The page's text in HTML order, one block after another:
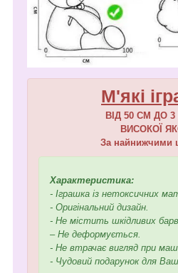
М'які
ВІД 50 СМ ДО
ВИСОКОЇ
За найнижчими
Характеристика:
- Іграшка із нетоксичних
- Оригінальний дизайн.
- Не містить шкідливих
– Не деформується.
- Не втрачає вигляд при
- Чудовий подарунок для